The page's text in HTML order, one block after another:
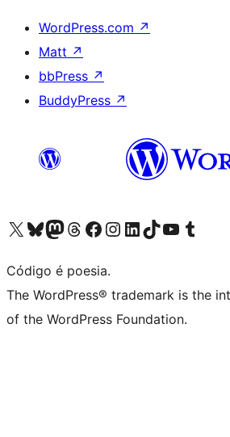
WordPress.com ↗
Matt ↗
bbPress ↗
BuddyPress ↗
Acessar nossa conta do X (antigo Twitter)
Acessar nossa conta do Bluesky
Acessar nossa conta do Mastodon
Acessar nossa conta do Threads
Acessar nossa página do Facebook
Acessar nossa conta do Instagram
Acessar nossa conta do LinkedIn
Acessar nossa conta do TikTok
Acessar nosso canal do YouTube
Acessar nossa conta no
Código é poesia.
The WordPress® trademark is the
of the WordPress Foundation.